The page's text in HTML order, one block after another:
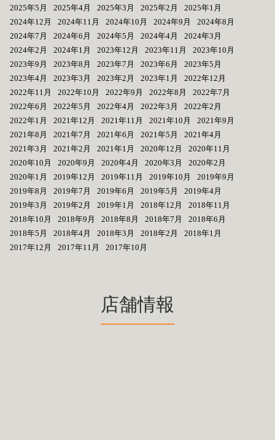
2025年5月
2025年4月 2025年3月 2025年2月
2025年1月
2024年12月
2024年11月 2024年10月 2024年9月
2024年8月
2024年7月
2024年6月 2024年5月 2024年4月
2024年3月
2024年2月
2024年1月 2023年12月 2023年11月
2023年10月
2023年9月
2023年8月 2023年7月 2023年6月
2023年5月
2023年4月
2023年3月 2023年2月 2023年1月
2022年12月
2022年11月
2022年10月 2022年9月 2022年8月
2022年7月
2022年6月
2022年5月 2022年4月 2022年3月
2022年2月
2022年1月
2021年12月 2021年11月 2021年10月
2021年9月
2021年8月
2021年7月 2021年6月 2021年5月
2021年4月
2021年3月
2021年2月 2021年1月 2020年12月
2020年11月
2020年10月
2020年9月 2020年4月 2020年3月
2020年2月
2020年1月
2019年12月 2019年11月 2019年10月
2019年9月
2019年8月
2019年7月 2019年6月 2019年5月
2019年4月
2019年3月
2019年2月 2019年1月 2018年12月
2018年11月
2018年10月
2018年9月 2018年8月 2018年7月
2018年6月
2018年5月
2018年4月 2018年3月 2018年2月
2018年1月
2017年12月
2017年11月 2017年10月
店舗情報